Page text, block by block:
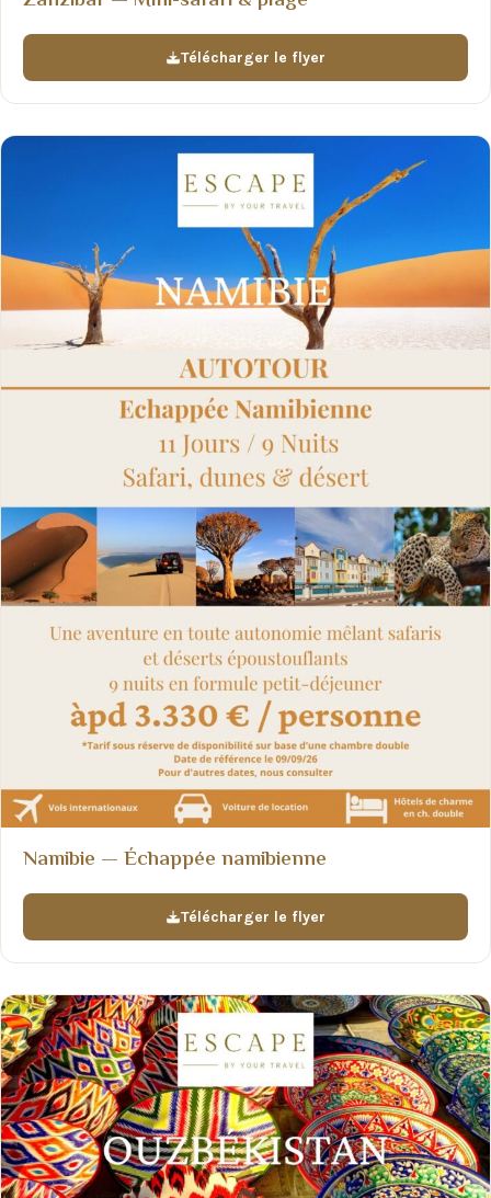
Télécharger le flyer
Namibie — Échappée namibienne
Télécharger le flyer